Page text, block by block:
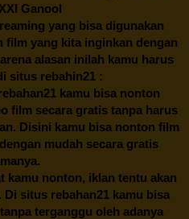
Ganool
yang bisa digunakan
film yang kita inginkan dengan
alasan inilah kamu harus
situs rebahin21 :
kamu bisa nonton
film secara gratis tanpa harus
Disini kamu bisa nonton film
mudah secara gratis
kamu nonton, iklan tentu akan
Di situs rebahan21 kamu bisa
terganggu oleh adanya